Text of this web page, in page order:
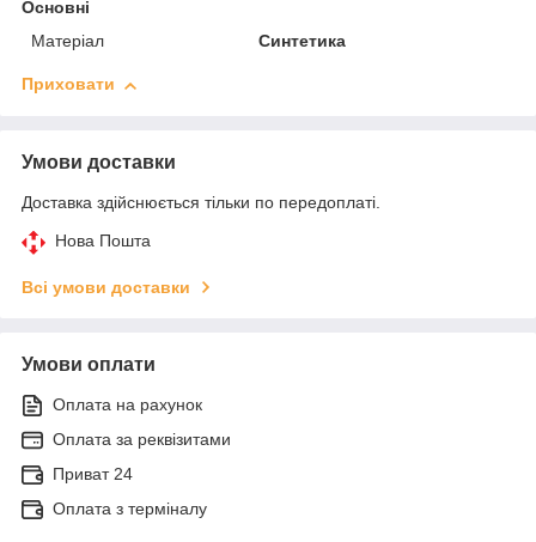
Основні
Матеріал
Синтетика
Приховати
Умови доставки
Доставка здійснюється тільки по передоплаті.
Нова Пошта
Всі умови доставки
Умови оплати
Оплата на рахунок
Оплата за реквізитами
Приват 24
Оплата з терміналу